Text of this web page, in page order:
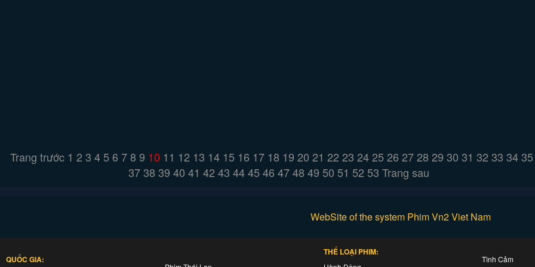
Trang trước 1 2 3 4 5 6 7 8 9 10 11 12 13 14 15 16 17 18 19 20 21 22 23 24 25 26 27 28 29 30 31 32 33 34 35
3738 39 40 41 42 43 444546 4748 49 50 51 52 53 Trang sau
WebSite of the system Phim Vn2 Viet Nam
QUỐC GIA:
THỂ LOẠI PHIM:
Tình Cảm